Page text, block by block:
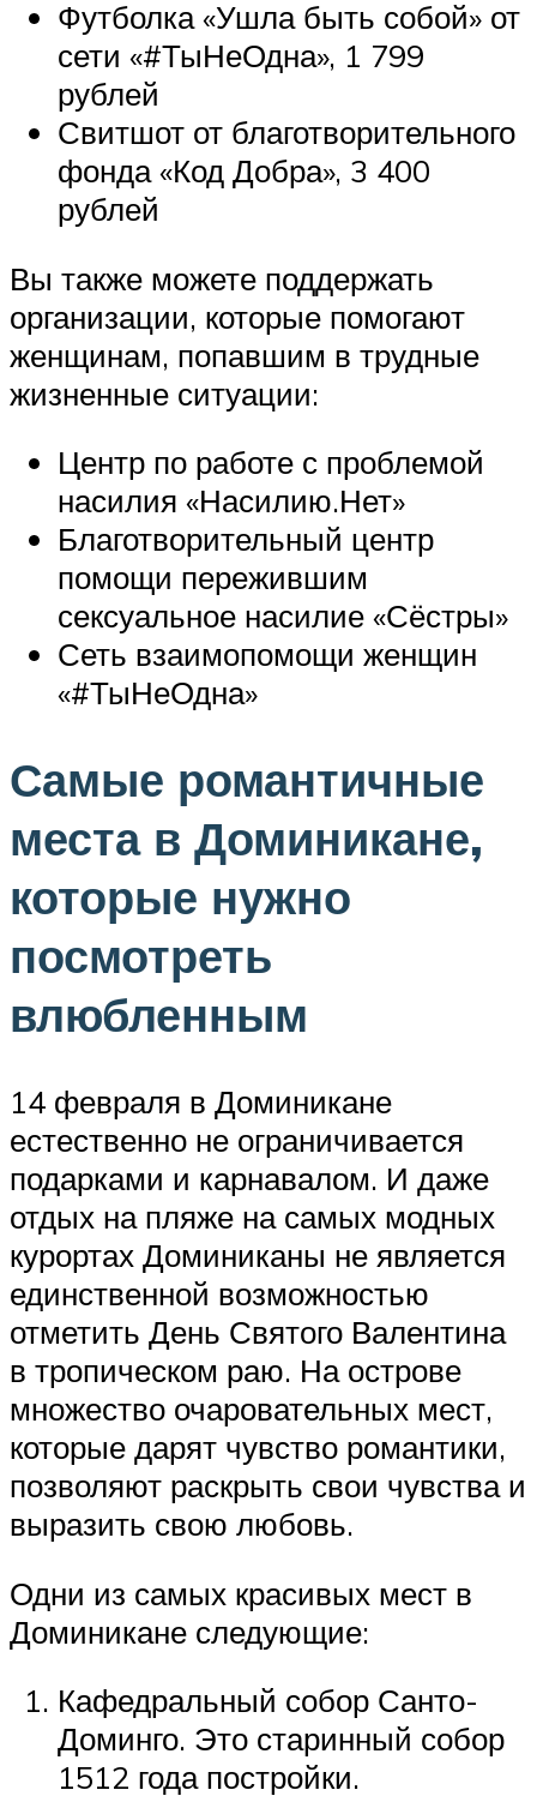
Футболка «Ушла быть собой» от
сети «#ТыНеОдна», 1 799
рублей
Свитшот от благотворительного
фонда «Код Добра», 3 400
рублей
Вы также можете поддержать
организации, которые помогают
женщинам, попавшим в трудные
жизненные ситуации:
Центр по работе с проблемой
насилия «Насилию.Нет»
Благотворительный центр
помощи пережившим
сексуальное насилие «Сёстры»
Сеть взаимопомощи женщин
«#ТыНеОдна»
Самые романтичные
места в Доминикане,
которые нужно
посмотреть
влюбленным
14 февраля в Доминикане
естественно не ограничивается
подарками и карнавалом. И даже
отдых на пляже на самых модных
курортах Доминиканы не является
единственной возможностью
отметить День Святого Валентина
в тропическом раю. На острове
множество очаровательных мест,
которые дарят чувство романтики,
позволяют раскрыть свои чувства и
выразить свою любовь.
Одни из самых красивых мест в
Доминикане следующие:
Кафедральный собор Санто-
Доминго. Это старинный собор
1512 года постройки.